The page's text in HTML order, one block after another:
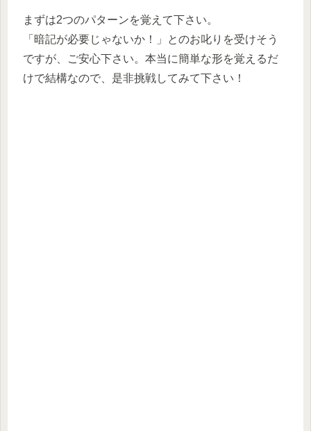
まずは2つのパターンを覚えて下さい。
「暗記が必要じゃないか！」とのお叱りを受けそう
ですが、ご安心下さい。本当に簡単な形を覚えるだ
けで結構なので、是非挑戦してみて下さい！